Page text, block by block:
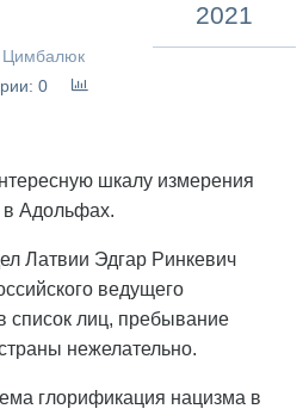
Цимбалюк
0
2021
шкалу измерения
в Адольфах.
Латвии Эдгар Ринкевич
ведущего
список лиц, пребывание
нежелательно.
глорификация нацизма в